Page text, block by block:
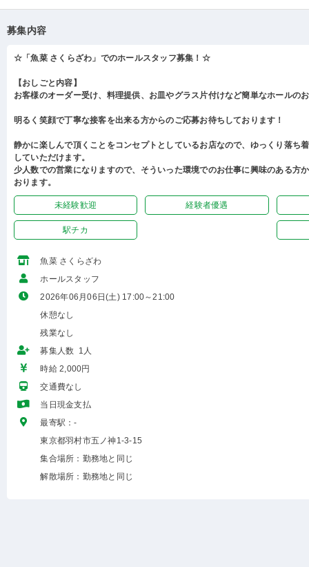
募集内容
☆「魚菜 さくらざわ」でのホールスタッフ募集！☆
【おしごと内容】
お客様のオーダー受け、料理提供、お皿やグラス片付けなど簡単なホールの
明るく笑顔で丁寧な接客を出来る方からのご応募お待ちしております！
静かに楽しんで頂くことをコンセプトとしているお店なので、ゆっくり落ち
していただけます。
少人数での営業になりますので、そういった環境でのお仕事に興味のある方
おります。
未経験歓迎 経験者優遇
駅チカ
魚菜 さくらざわ
ホールスタッフ
2026年06月06日(土) 17:00～21:00
休憩なし
残業なし
募集人数 1人
時給 2,000円
交通費なし
当日現金支払
最寄駅：-
東京都羽村市五ノ神1-3-15
集合場所：勤務地と同じ
解散場所：勤務地と同じ